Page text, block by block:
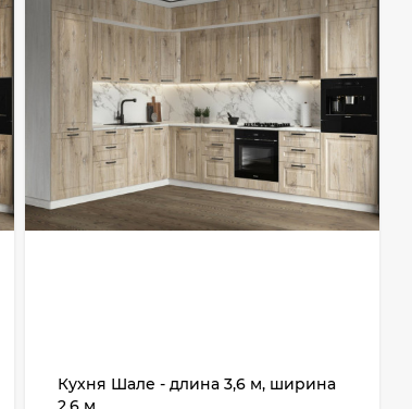
Кухня Шале - длина 3,6 м, ширина